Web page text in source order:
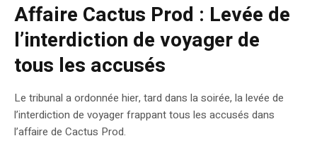
Affaire Cactus Prod : Levée de
l’interdiction de voyager de
tous les accusés
Le tribunal a ordonnée hier, tard dans la soirée, la levée de
l’interdiction de voyager frappant tous les accusés dans
l’affaire de Cactus Prod.